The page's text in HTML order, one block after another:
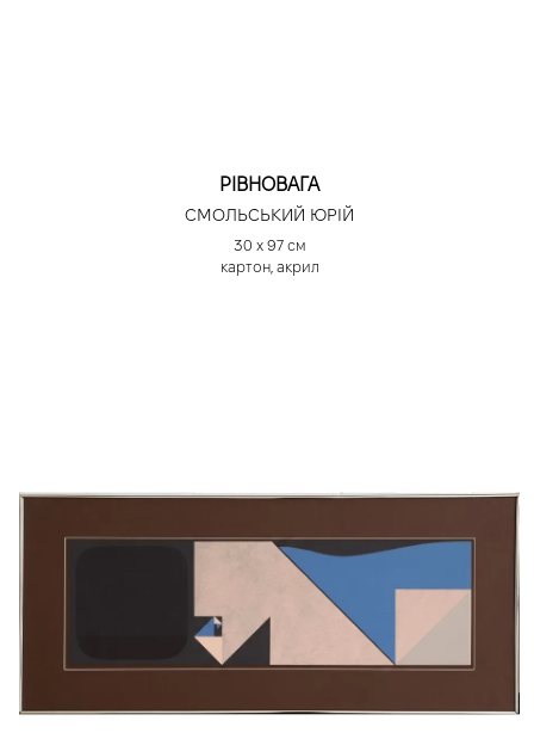
РІВНОВАГА
СМОЛЬСЬКИЙ ЮРІЙ
30 х 97 см
картон, акрил